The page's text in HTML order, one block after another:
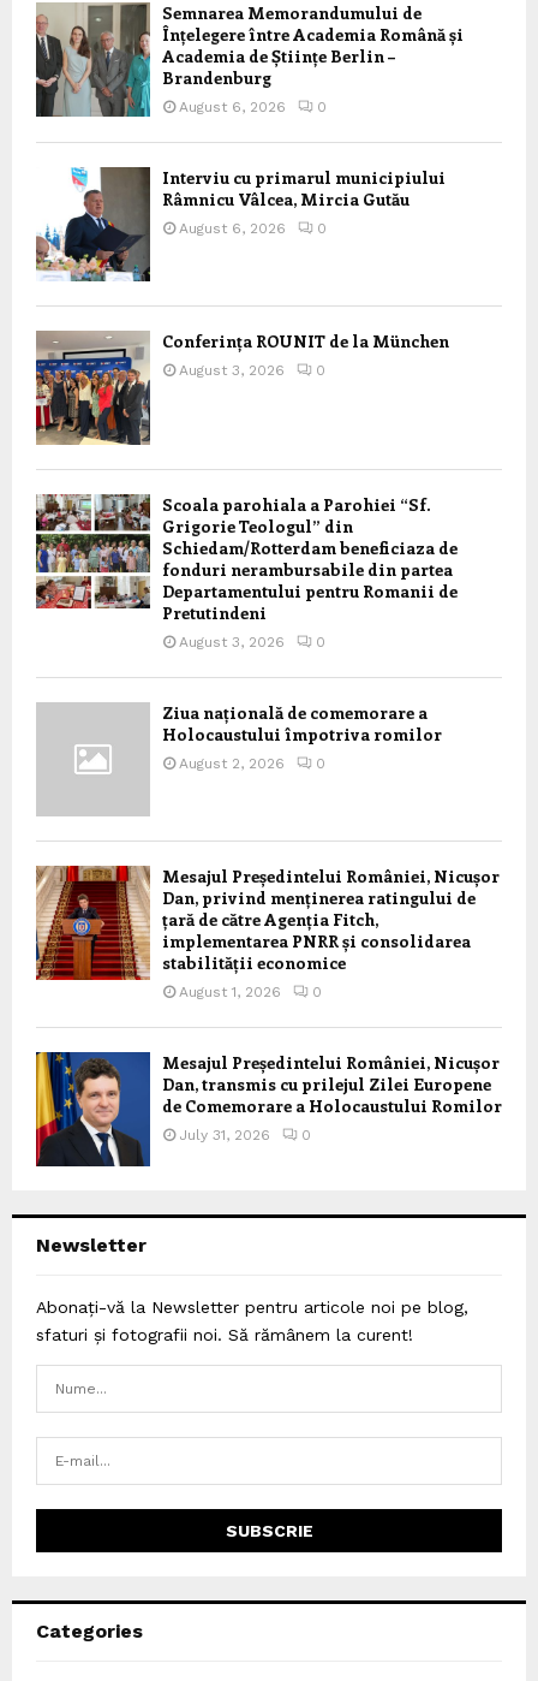
Semnarea Memorandumului de
Înțelegere între Academia Română și
Academia de Științe Berlin –
Brandenburg
August 6, 2026 0
Interviu cu primarul municipiului
Râmnicu Vâlcea, Mircia Gutău
August 6, 2026 0
Conferința ROUNIT de la München
August 3, 2026 0
Scoala parohiala a Parohiei “Sf.
Grigorie Teologul” din
Schiedam/Rotterdam beneficiaza de
fonduri nerambursabile din partea
Departamentului pentru Romanii de
Pretutindeni
August 3, 2026 0
Ziua națională de comemorare a
Holocaustului împotriva romilor
August 2, 2026 0
Mesajul Președintelui României, Nicușor
Dan, privind menținerea ratingului de
țară de către Agenția Fitch,
implementarea PNRR și consolidarea
stabilității economice
August 1, 2026 0
Mesajul Președintelui României, Nicușor
Dan, transmis cu prilejul Zilei Europene
de Comemorare a Holocaustului Romilor
July 31, 2026 0
Newsletter
Abonați-vă la Newsletter pentru articole noi pe blog,
sfaturi și fotografii noi. Să rămânem la curent!
Categories